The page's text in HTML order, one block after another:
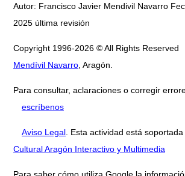
Autor: Francisco Javier Mendivil Navarro
2025 última revisión
Copyright 1996-2026 © All Rights Reserved
Mendívil Navarro , Aragón.
Para consultar, aclaraciones o corregir
escríbenos
Aviso Legal . Esta actividad está
Cultural Aragón Interactivo y Multimedia